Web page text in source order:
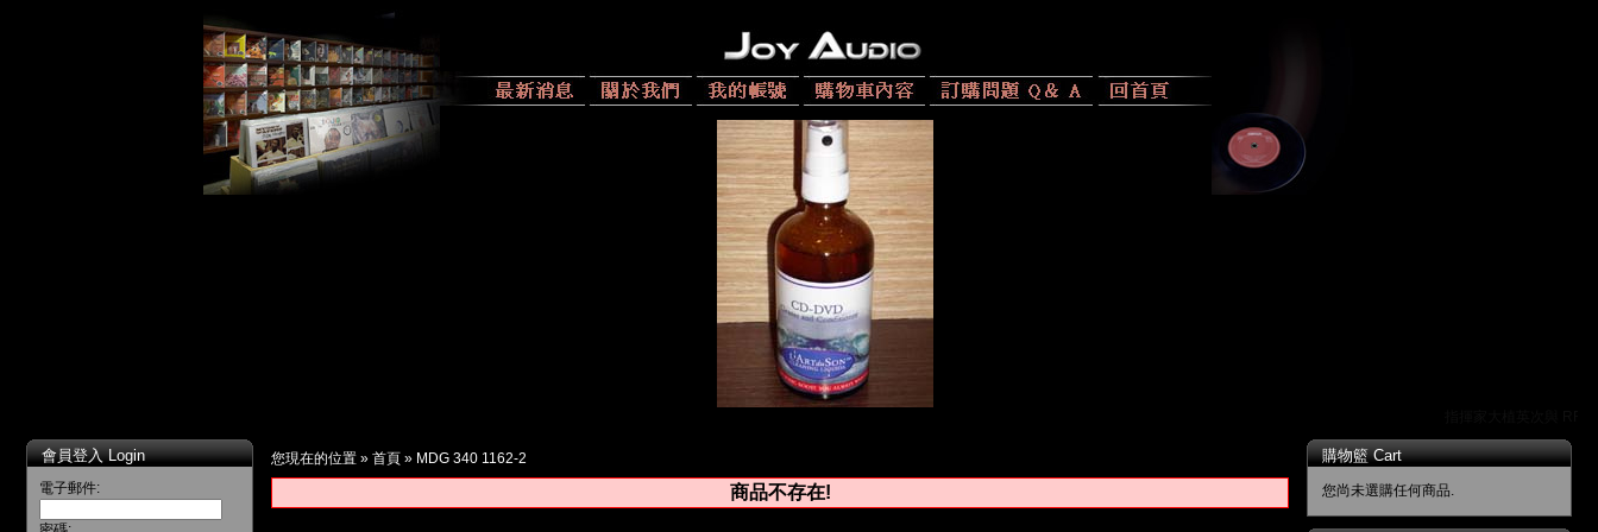
會員登入 Login
電子郵件:
您現在的位置 » 首頁 » MDG 340 1162-2
商品不存在!
購物籃 Cart
您尚未選購任何商品.